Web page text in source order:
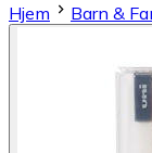
Hjem
Barn &